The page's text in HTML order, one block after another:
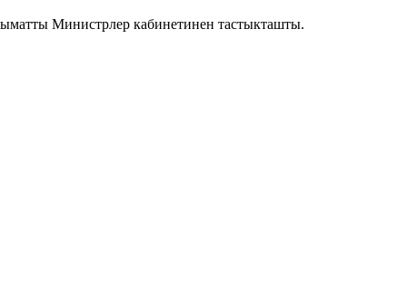
Министрлер кабинетинен тастыкташты.